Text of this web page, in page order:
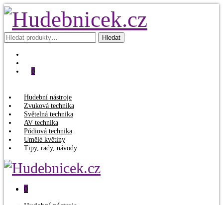
Hledat: Hledat
0
Hudební nástroje
Zvuková technika
Světelná technika
AV technika
Pódiová technika
Umělé květiny
Tipy, rady, návody
0